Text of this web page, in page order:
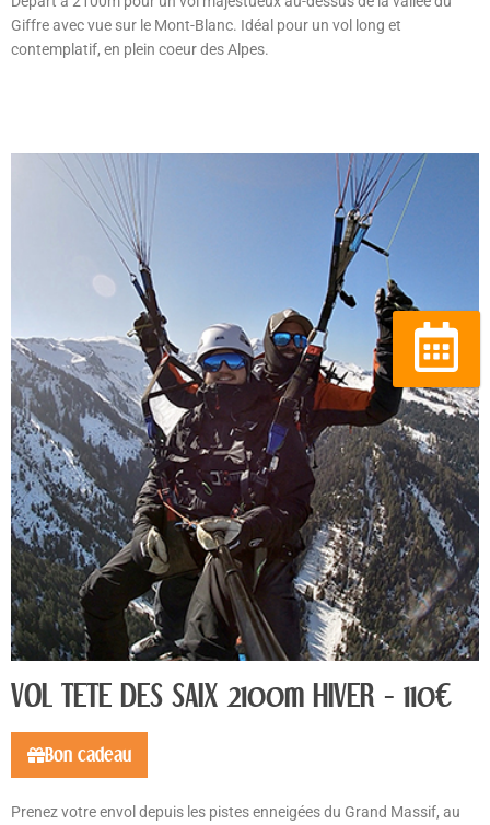
Réserver
Giffre avec vue sur le Mont-Blanc. Idéal pour un vol long et
contemplatif, en plein coeur des Alpes.
VOL TETE DES SAIX 2100m HIVER - 110€
Bon cadeau
Prenez votre envol depuis les pistes enneigées du Grand Massif, au